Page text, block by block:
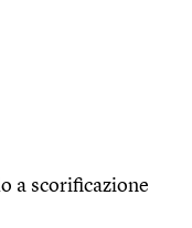
a scorificazione